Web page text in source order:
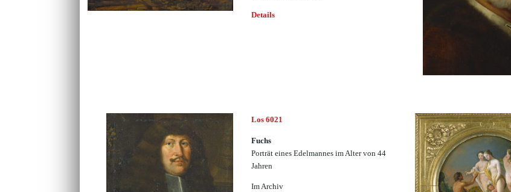
Details
Los 6021
Fuchs
Porträt eines Edelmannes im Alter von 44
Jahren
Im Archiv